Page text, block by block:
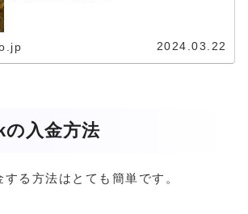
2024.03.22
入金方法
る方法はとても簡単です。